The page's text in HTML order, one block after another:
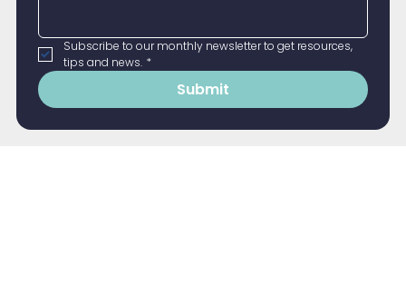
Subscribe to our monthly newsletter to get resources,
tips and news. *
Submit